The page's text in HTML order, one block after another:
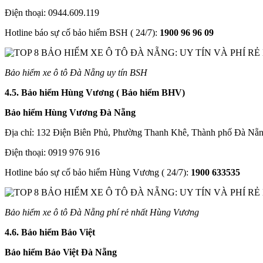
Điện thoại: 0944.609.119
Hotline báo sự cố bảo hiểm BSH ( 24/7): 1900 96 96 09
Bảo hiểm xe ô tô Đà Nẵng uy tín BSH
4.5. Bảo hiểm Hùng Vương ( Bảo hiểm BHV)
Bảo hiểm Hùng Vương Đà Nẵng
Địa chỉ: 132 Điện Biên Phủ, Phường Thanh Khê, Thành phố Đà
Điện thoại: 0919 976 916
Hotline báo sự cố bảo hiểm Hùng Vương ( 24/7): 1900 633535
Bảo hiểm xe ô tô Đà Nẵng phí rẻ nhất Hùng Vương
4.6. Bảo hiểm Bảo Việt
Bảo hiểm Bảo Việt Đà Nẵng